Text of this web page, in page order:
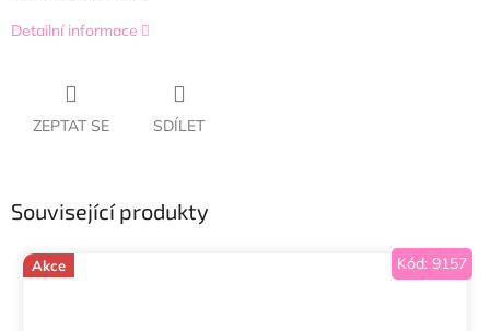
Detailní informace
ZEPTAT SE SDÍLET
Související produkty
Akce Kód: 9157